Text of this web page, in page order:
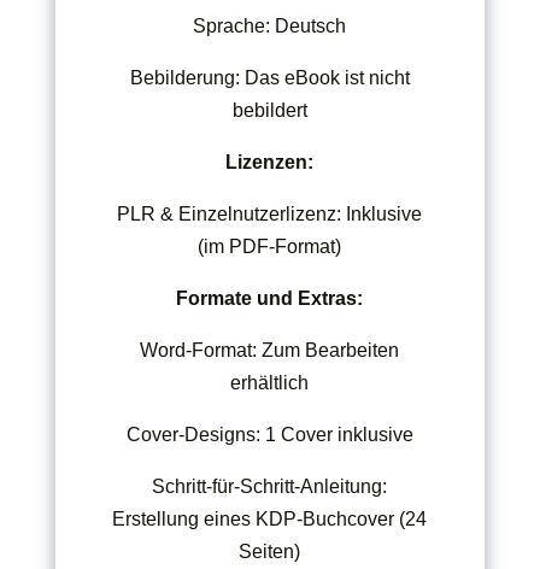
Sprache: Deutsch
Bebilderung: Das eBook ist nicht
bebildert
Lizenzen:
PLR & Einzelnutzerlizenz: Inklusive
(im PDF-Format)
Formate und Extras:
Word-Format: Zum Bearbeiten
erhältlich
Cover-Designs: 1 Cover inklusive
Schritt-für-Schritt-Anleitung:
Erstellung eines KDP-Buchcover (24
Seiten)